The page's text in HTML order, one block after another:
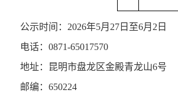
公示时间：2026年5月27日至6月2日
电话：0871-65017570
地址：昆明市盘龙区金殿青龙山6号
邮编：650224